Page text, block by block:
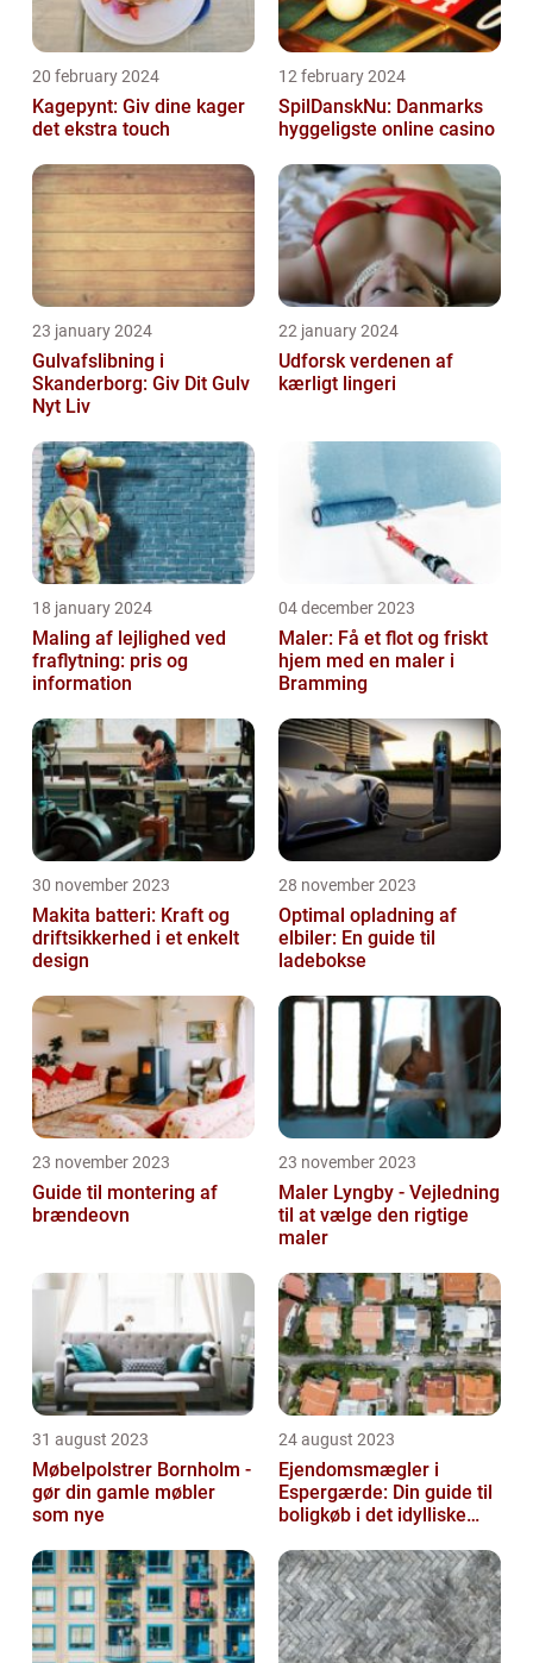
20 february 2024
Kagepynt: Giv dine kager
det ekstra touch
12 february 2024
SpilDanskNu: Danmarks
hyggeligste online casino
23 january 2024
Gulvafslibning i
Skanderborg: Giv Dit Gulv
Nyt Liv
22 january 2024
Udforsk verdenen af
kærligt lingeri
18 january 2024
Maling af lejlighed ved
fraflytning: pris og
information
04 december 2023
Maler: Få et flot og friskt
hjem med en maler i
Bramming
30 november 2023
Makita batteri: Kraft og
driftsikkerhed i et enkelt
design
28 november 2023
Optimal opladning af
elbiler: En guide til
ladebokse
23 november 2023
Guide til montering af
brændeovn
23 november 2023
Maler Lyngby - Vejledning
til at vælge den rigtige
maler
31 august 2023
Møbelpolstrer Bornholm -
gør din gamle møbler
som nye
24 august 2023
Ejendomsmægler i
Espergærde: Din guide til
boligkøb i det idylliske